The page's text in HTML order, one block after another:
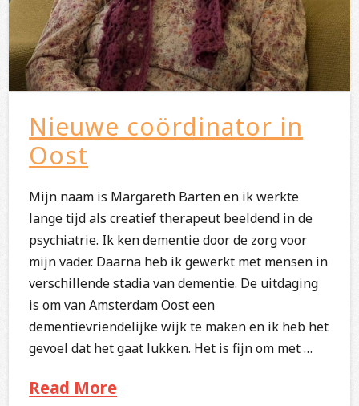
Nieuwe coördinator in
Oost
Mijn naam is Margareth Barten en ik werkte
lange tijd als creatief therapeut beeldend in de
psychiatrie. Ik ken dementie door de zorg voor
mijn vader. Daarna heb ik gewerkt met mensen in
verschillende stadia van dementie. De uitdaging
is om van Amsterdam Oost een
dementievriendelijke wijk te maken en ik heb het
gevoel dat het gaat lukken. Het is fijn om met …
Read More